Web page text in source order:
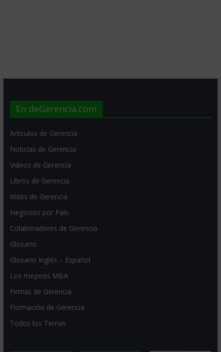
En deGerencia.com
Artículos de Gerencia
Noticias de Gerencia
Videos de Gerencia
Libros de Gerencia
Webs de Gerencia
Negocios por País
Colaboradores de Gerencia
Glosario
Glosario Inglés – Español
Los mejores MBA
Firmas de Gerencia
Formación de Gerencia
Todos los Temas